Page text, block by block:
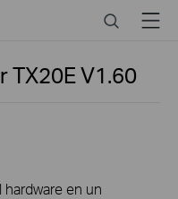
SearchMenu
TX20EV1.60
en un